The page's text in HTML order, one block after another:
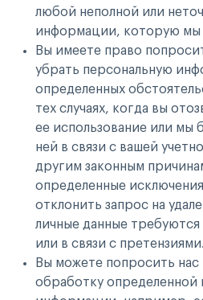
любой неполной или
информации, которую мы
Вы имеете право
убрать персональную
определенных
тех случаях, когда вы
ее использование или мы
ней в связи с вашей
другим законным
определенные
отклонить запрос на
личные данные требуются
или в связи с претензиями.
Вы можете попросить нас
обработку определенной